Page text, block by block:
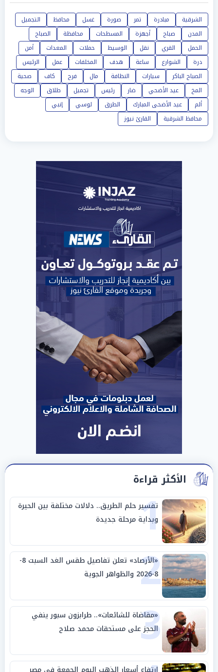
الشرقية مبادرة تمر صورة غسل محافظ
التجميل
المدن
صباح أجهزة المسطحات محافظة
الصباح
الحمل
القري نقل الوسيط حملات المعدات
أمن
درة
الشوارع ساعة هدف المخلفات عمل
الرئيس
الصباح الباكر
سيارات النظافة مال فرح كاف
صحية
المخ
عيد الأضحي ضار رئيس تجميل طلاق
الوجه
ألم
عيد الأضحى المبارك الطرق لوسي
إنبي
محافظ الشرقية
القارئ نيوز
الأكثر قراءة
1
تفسير حلم الطريق.. دلالات مختلفة بين الحيرة
وبداية مرحلة جديدة
2
«الأرصاد» تعلن تفاصيل طقس الغد السبت 8-
8-2026 والظواهر الجوية
3
«مقاضاة للشائعات».. طرابزون سبور ينفي
الحجز على مستحقات محمد صلاح